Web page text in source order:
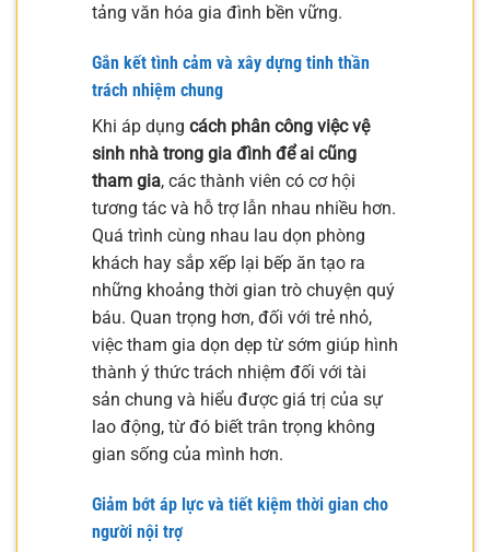
tảng văn hóa gia đình bền vững.
Gắn kết tình cảm và xây dựng tinh thần
trách nhiệm chung
Khi áp dụng cách phân công việc vệ
sinh nhà trong gia đình để ai cũng
tham gia, các thành viên có cơ hội
tương tác và hỗ trợ lẫn nhau nhiều hơn.
Quá trình cùng nhau lau dọn phòng
khách hay sắp xếp lại bếp ăn tạo ra
những khoảng thời gian trò chuyện quý
báu. Quan trọng hơn, đối với trẻ nhỏ,
việc tham gia dọn dẹp từ sớm giúp hình
thành ý thức trách nhiệm đối với tài
sản chung và hiểu được giá trị của sự
lao động, từ đó biết trân trọng không
gian sống của mình hơn.
Giảm bớt áp lực và tiết kiệm thời gian cho
người nội trợ